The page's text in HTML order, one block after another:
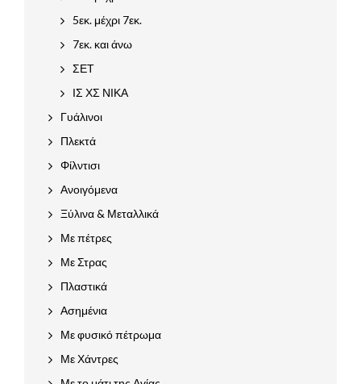
5εκ. μέχρι 7εκ.
7εκ. και άνω
ΣΕΤ
ΙΣ ΧΣ ΝΙΚΑ
Γυάλινοι
Πλεκτά
Φίλντισι
Ανοιγόμενα
Ξύλινα & Μεταλλικά
Με πέτρες
Με Στρας
Πλαστικά
Ασημένια
Με φυσικό πέτρωμα
Με Χάντρες